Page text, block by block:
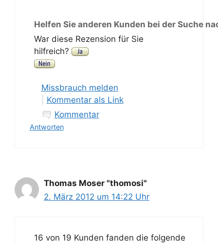
Helfen Sie anderen Kunden bei der Suche
War diese Rezension für Sie
hilfreich?
Missbrauch melden
Kommentar als Link
Kommentar
Antworten
Thomas Moser "thomosi"
2. März 2012 um 14:22 Uhr
16 von 19 Kunden fanden die folgende